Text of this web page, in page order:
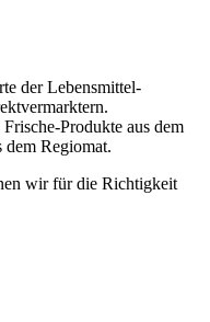
der Lebensmittel-
Produkte aus dem
Regiomat.
wir für die Richtigkeit